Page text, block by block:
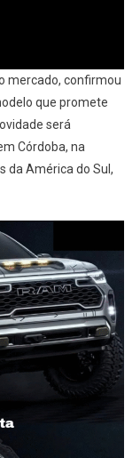
mercado, confirmou
que promete
será
Córdoba, na
da América do Sul,